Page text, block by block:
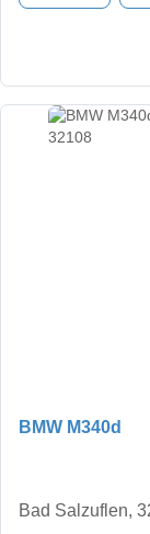
BMW M340d
Bad Salzuflen,